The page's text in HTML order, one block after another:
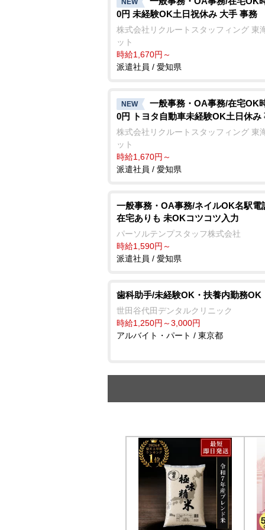
NEW
0円 未経験OK土日祝休み 大手 事務
株式会社リクルートスタッフィング 東
ット
時給1,670円～
派遣社員 / 愛知県
NEW
一般事務・OA事務/在宅OK
0円 トヨタ自動車未経験OK土日休み
株式会社リクルートスタッフィング 東
ット
時給1,670円～
派遣社員 / 愛知県
一般事務・OA事務/ネイルOK名駅電
在宅ありも 未OKコツコツ入力
パーソルテンプスタッフ株式会社
時給1,590円～
派遣社員 / 愛知県
歯科助手/未経験OK・扶養内勤務OK
世田谷代田デンタルクリニック
時給1,250円～3,000円
アルバイト・パート / 東京都